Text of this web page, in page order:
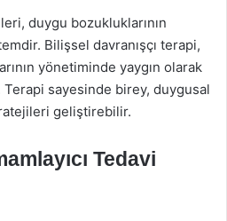
duygu bozukluklarının
Bilişsel davranışçı terapi,
yönetiminde yaygın olarak
Terapi sayesinde birey, duygusal
geliştirebilir.
Tedavi